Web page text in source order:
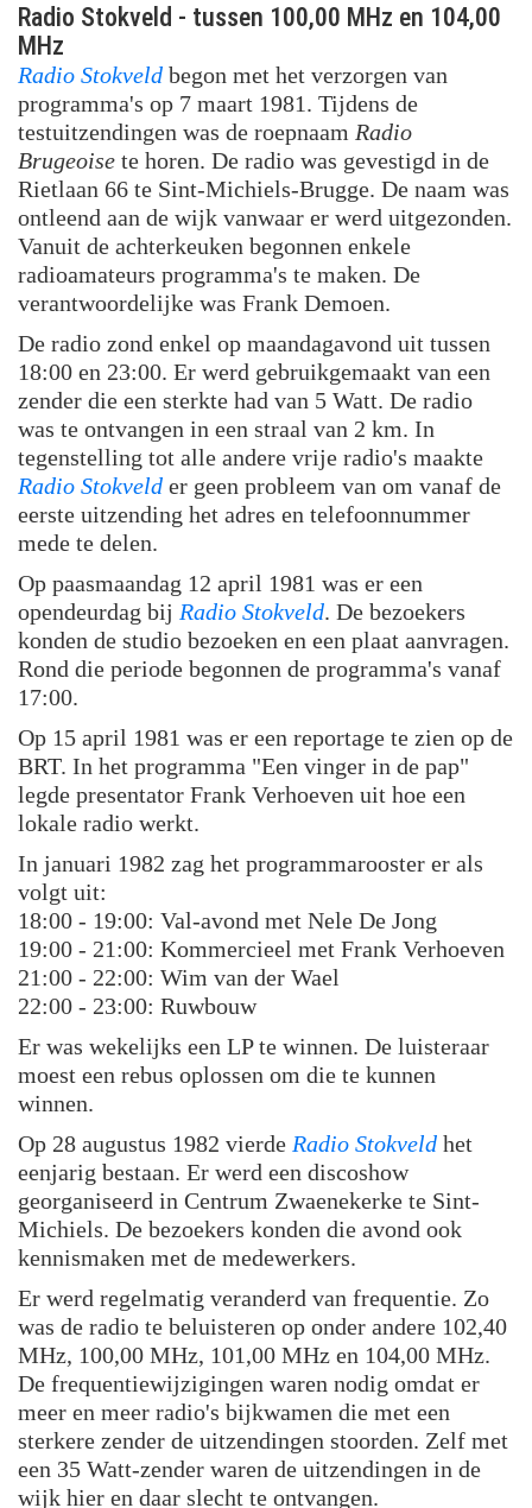
Radio Stokveld - tussen 100,00 MHz en 104,00
MHz
Radio Stokveld begon met het verzorgen van
programma's op 7 maart 1981. Tijdens de
testuitzendingen was de roepnaam Radio
Brugeoise te horen. De radio was gevestigd in de
Rietlaan 66 te Sint-Michiels-Brugge. De naam was
ontleend aan de wijk vanwaar er werd uitgezonden.
Vanuit de achterkeuken begonnen enkele
radioamateurs programma's te maken. De
verantwoordelijke was Frank Demoen.
De radio zond enkel op maandagavond uit tussen
18:00 en 23:00. Er werd gebruikgemaakt van een
zender die een sterkte had van 5 Watt. De radio
was te ontvangen in een straal van 2 km. In
tegenstelling tot alle andere vrije radio's maakte
Radio Stokveld er geen probleem van om vanaf de
eerste uitzending het adres en telefoonnummer
mede te delen.
Op paasmaandag 12 april 1981 was er een
opendeurdag bij Radio Stokveld. De bezoekers
konden de studio bezoeken en een plaat aanvragen.
Rond die periode begonnen de programma's vanaf
17:00.
Op 15 april 1981 was er een reportage te zien op de
BRT. In het programma "Een vinger in de pap"
legde presentator Frank Verhoeven uit hoe een
lokale radio werkt.
In januari 1982 zag het programmarooster er als
volgt uit:
18:00 - 19:00: Val-avond met Nele De Jong
19:00 - 21:00: Kommercieel met Frank Verhoeven
21:00 - 22:00: Wim van der Wael
22:00 - 23:00: Ruwbouw
Er was wekelijks een LP te winnen. De luisteraar
moest een rebus oplossen om die te kunnen
winnen.
Op 28 augustus 1982 vierde Radio Stokveld het
eenjarig bestaan. Er werd een discoshow
georganiseerd in Centrum Zwaenekerke te Sint-
Michiels. De bezoekers konden die avond ook
kennismaken met de medewerkers.
Er werd regelmatig veranderd van frequentie. Zo
was de radio te beluisteren op onder andere 102,40
MHz, 100,00 MHz, 101,00 MHz en 104,00 MHz.
De frequentiewijzigingen waren nodig omdat er
meer en meer radio's bijkwamen die met een
sterkere zender de uitzendingen stoorden. Zelf met
een 35 Watt-zender waren de uitzendingen in de
wijk hier en daar slecht te ontvangen.